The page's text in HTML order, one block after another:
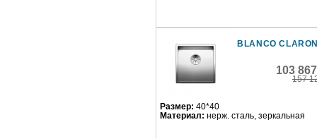
BLANCO
103
157
Размер: 40*40
Материал: нерж. сталь, зеркальная